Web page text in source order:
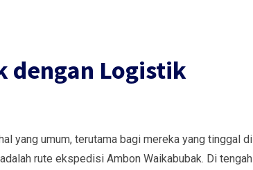
dengan Logistik
yang umum, terutama bagi mereka yang tinggal di
rute ekspedisi Ambon Waikabubak. Di tengah